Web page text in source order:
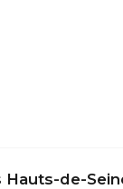
Hauts-de-